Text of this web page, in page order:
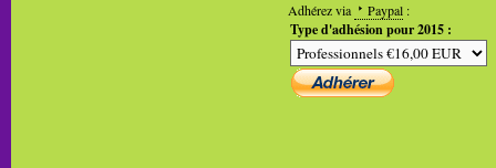
Adhérez via
Paypal :
Type d'adhésion pour 2015 :